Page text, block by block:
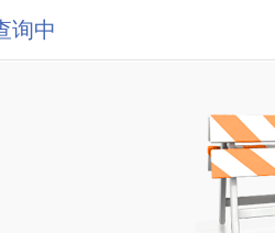
询中